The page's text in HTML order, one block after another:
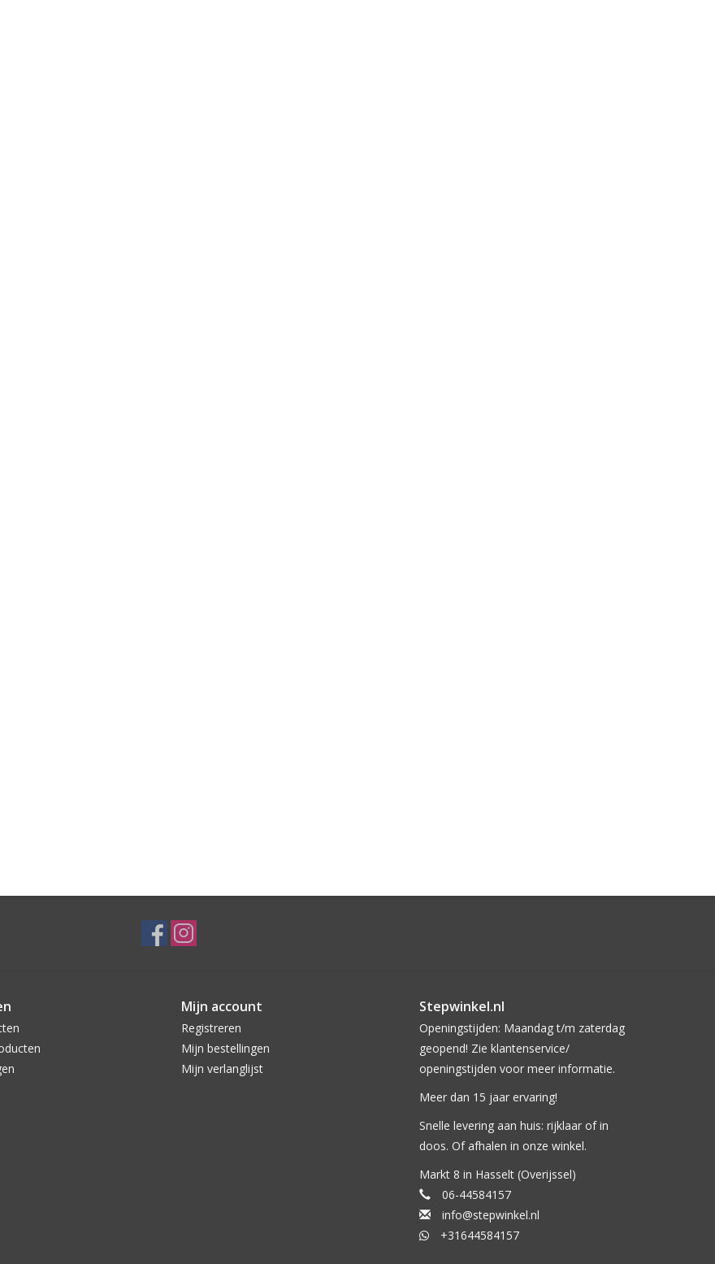
Mijn account
Registreren
Mijn bestellingen
Mijn verlanglijst
Stepwinkel.nl
Openingstijden: Maandag t/m zaterdag
geopend! Zie klantenservice/
openingstijden voor meer informatie.
Meer dan 15 jaar ervaring!
Snelle levering aan huis: rijklaar of in
doos. Of afhalen in onze winkel.
Markt 8 in Hasselt (Overijssel)
06-44584157
info@stepwinkel.nl
+31644584157